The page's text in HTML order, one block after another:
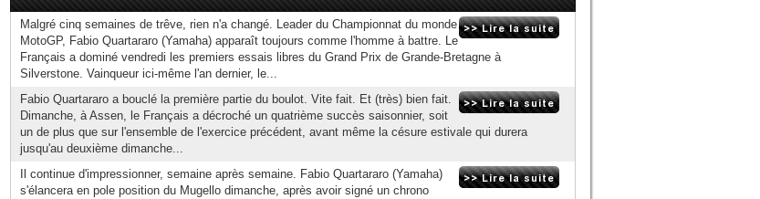
Malgré cinq semaines de trêve, rien n'a changé. Leader du Championnat du monde
MotoGP, Fabio Quartararo (Yamaha) apparaît toujours comme l'homme à battre. Le
Français a dominé vendredi les premiers essais libres du Grand Prix de Grande-Bretagne à
Silverstone. Vainqueur ici-même l'an dernier, le...
Fabio Quartararo a bouclé la première partie du boulot. Vite fait. Et (très) bien fait.
Dimanche, à Assen, le Français a décroché un quatrième succès saisonnier, soit
un de plus que sur l'ensemble de l'exercice précédent, avant même la césure estivale qui durera
jusqu'au deuxième dimanche...
Il continue d'impressionner, semaine après semaine. Fabio Quartararo (Yamaha)
s'élancera en pole position du Mugello dimanche, après avoir signé un chrono